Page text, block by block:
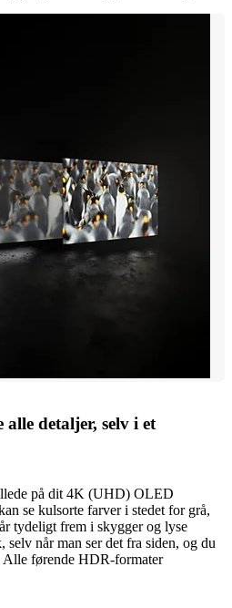
detaljer, selv i et
på dit 4K (UHD) OLED
se kulsorte farver i stedet for grå,
tydeligt frem i skygger og lyse
selv når man ser det fra siden, og du
førende HDR-formater